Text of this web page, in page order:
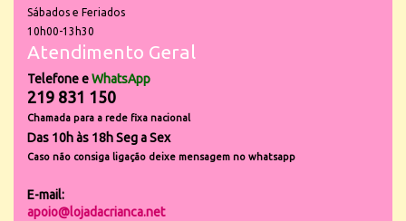
Sábados e Feriados
10h00-13h30
Atendimento Geral
Telefone eWhatsApp
219 831 150
Chamada para a rede fixa nacional
Das 10h às 18h Seg a Sex
Caso não consiga ligação deixe mensagem no whatsapp
E-mail:
apoio@lojadacrianca.net